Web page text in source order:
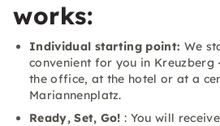
works:
Individual starting point: We
convenient for you in
the office, at the hotel or at a
Mariannenplatz.
Ready, Set, Go!: You will